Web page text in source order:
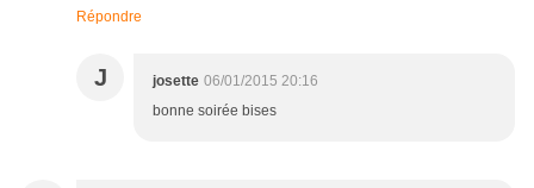
Répondre
J josette 06/01/2015 20:16
bonne soirée bises